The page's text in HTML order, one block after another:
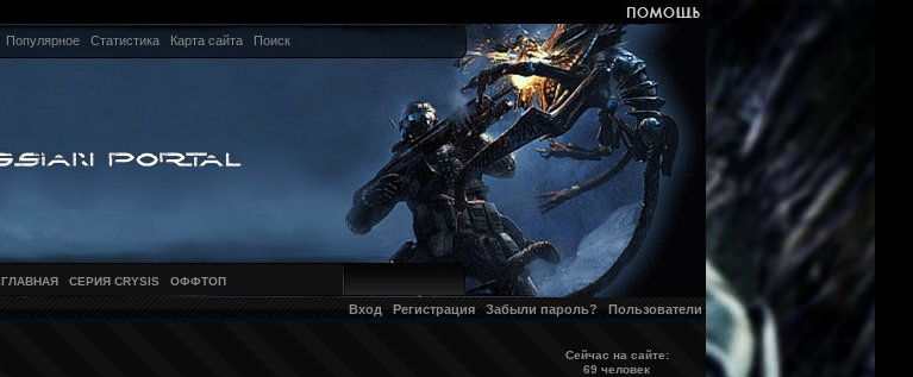
Популярное Статистика Карта сайта Поиск
ГЛАВНАЯ СЕРИЯ CRYSIS ОФФТОП
Вход Регистрация Забыли пароль? Пользователи
Сейчас на сайте:
69 человек